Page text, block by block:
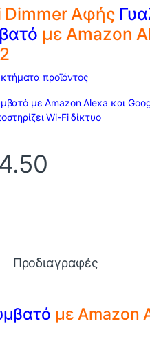
Dimmer Αφής
με Amazon
προϊόντος
με Amazon Alexa και
Wi-Fi δίκτυο
Προδιαγραφές
με Amazon